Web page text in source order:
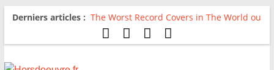
Derniers articles : The Worst Record Covers in The World ou
Comment rire du pire
Avril 2026 : C’est dans les vieux pots